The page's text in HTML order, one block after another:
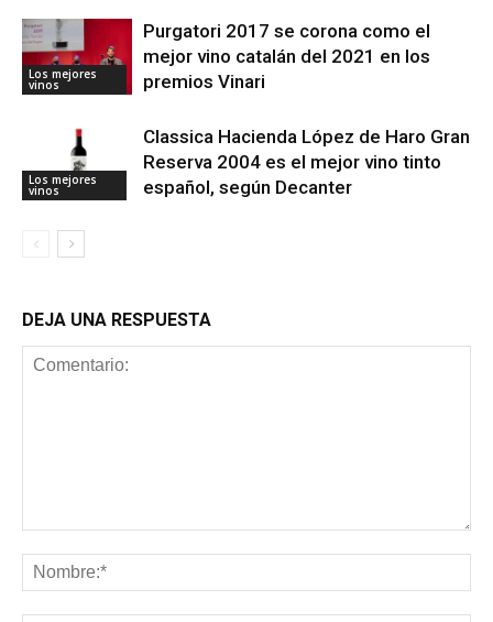
Los mejores
vinos
Purgatori 2017 se corona como el
mejor vino catalán del 2021 en los
premios Vinari
Los mejores
vinos
Classica Hacienda López de Haro Gran
Reserva 2004 es el mejor vino tinto
español, según Decanter
DEJA UNA RESPUESTA